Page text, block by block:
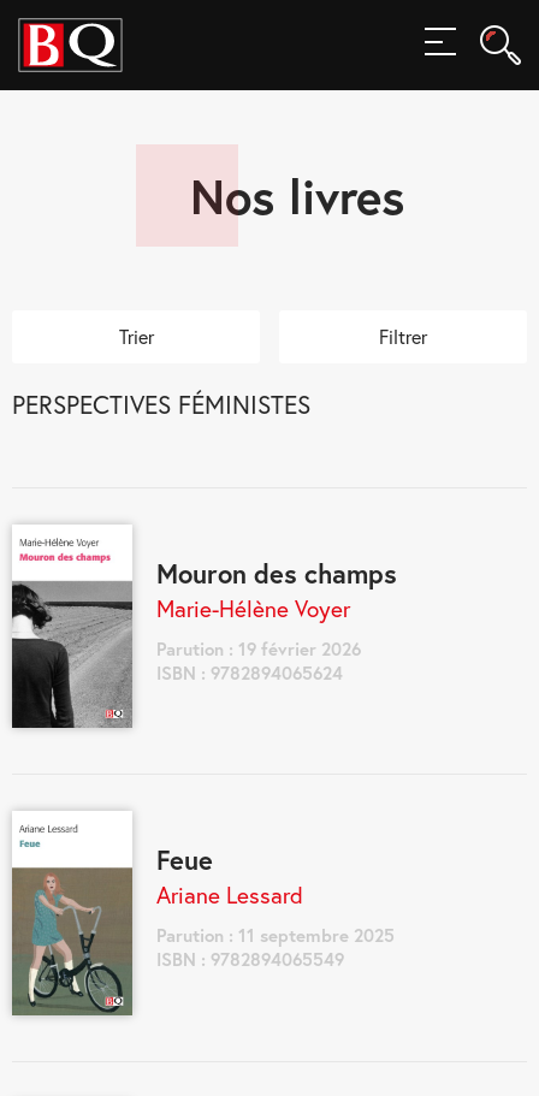
MENU
Nos livres
Trier Filtrer
PERSPECTIVES FÉMINISTES
Mouron des champs
Marie-Hélène Voyer
Parution : 19 février 2026
ISBN : 9782894065624
Feue
Ariane Lessard
Parution : 11 septembre 2025
ISBN : 9782894065549